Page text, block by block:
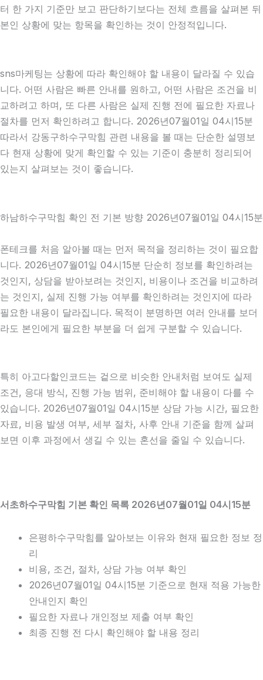
터 한 가지 기준만 보고 판단하기보다는 전체 흐름을 살펴본 뒤
본인 상황에 맞는 항목을 확인하는 것이 안정적입니다.
sns마케팅는 상황에 따라 확인해야 할 내용이 달라질 수 있습
니다. 어떤 사람은 빠른 안내를 원하고, 어떤 사람은 조건을 비
교하려고 하며, 또 다른 사람은 실제 진행 전에 필요한 자료나
절차를 먼저 확인하려고 합니다. 2026년07월01일 04시15분
따라서 강동구하수구막힘 관련 내용을 볼 때는 단순한 설명보
다 현재 상황에 맞게 확인할 수 있는 기준이 충분히 정리되어
있는지 살펴보는 것이 좋습니다.
하남하수구막힘 확인 전 기본 방향 2026년07월01일 04시15분
폰테크를 처음 알아볼 때는 먼저 목적을 정리하는 것이 필요합
니다. 2026년07월01일 04시15분 단순히 정보를 확인하려는
것인지, 상담을 받아보려는 것인지, 비용이나 조건을 비교하려
는 것인지, 실제 진행 가능 여부를 확인하려는 것인지에 따라
필요한 내용이 달라집니다. 목적이 분명하면 여러 안내를 보더
라도 본인에게 필요한 부분을 더 쉽게 구분할 수 있습니다.
특히 아고다할인코드는 겉으로 비슷한 안내처럼 보여도 실제
조건, 응대 방식, 진행 가능 범위, 준비해야 할 내용이 다를 수
있습니다. 2026년07월01일 04시15분 상담 가능 시간, 필요한
자료, 비용 발생 여부, 세부 절차, 사후 안내 기준을 함께 살펴
보면 이후 과정에서 생길 수 있는 혼선을 줄일 수 있습니다.
서초하수구막힘 기본 확인 목록 2026년07월01일 04시15분
은평하수구막힘를 알아보는 이유와 현재 필요한 정보 정
리
비용, 조건, 절차, 상담 가능 여부 확인
2026년07월01일 04시15분 기준으로 현재 적용 가능한
안내인지 확인
필요한 자료나 개인정보 제출 여부 확인
최종 진행 전 다시 확인해야 할 내용 정리